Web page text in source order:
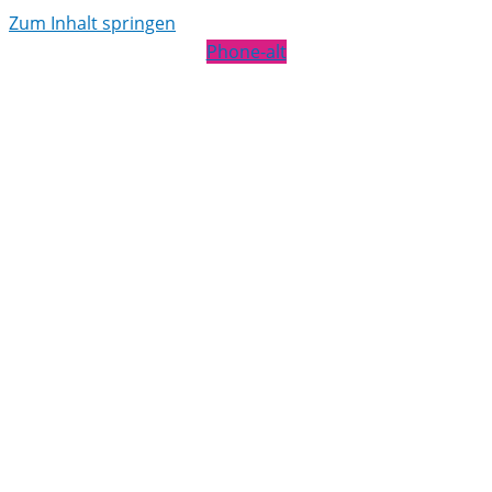
Zum Inhalt springen
Phone-alt